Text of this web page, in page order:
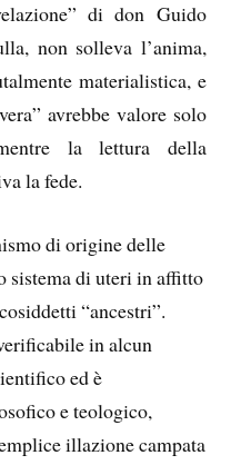
di don Guido
non solleva l’anima,
materialistica, e
avrebbe valore solo
la lettura della
la fede.
di origine delle
sistema di uteri in affitto
“ancestri”.
in alcun
ed è
e teologico,
illazione campata